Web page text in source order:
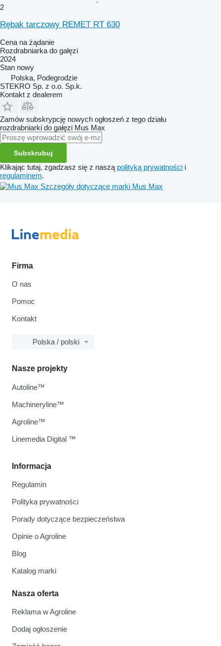
2
Rębak tarczowy REMET RT 630
Cena na żądanie
Rozdrabniarka do gałęzi
2024
Stan nowy
Polska, Podegrodzie
STEKRO Sp. z o.o. Sp.k.
Kontakt z dealerem
Zamów subskrypcję nowych ogłoszeń z tego działu
rozdrabniarki do gałęzi Mus Max
Subskrubuj
Klikając tutaj, zgadzasz się z naszą polityką prywatności i
regulaminem.
Szczegóły dotyczące marki Mus Max
Firma
O nas
Pomoc
Kontakt
Polska / polski
Informacja
Regulamin
Polityka prywatności
Porady dotyczące bezpieczeństwa
Opinie o Agroline
Blog
Katalog marki
Nasza oferta
Reklama w Agroline
Dodaj ogłoszenie
Nasze projekty
Autoline™
Machineryline™
Agroline™
Linemedia Digital ™